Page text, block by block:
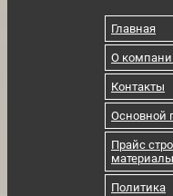
Главная
О
Контакты
Основной
Прайс
материалы
Политика